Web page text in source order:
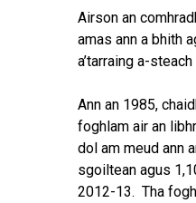
Airson an
amas ann a bhith
a’tarraing a-
Ann an 1985,
foghlam air an
dol am meud ann
sgoiltean agus
2012-13. Tha